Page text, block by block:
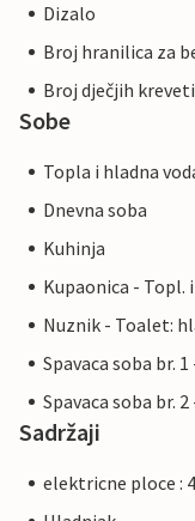
Dizalo
Broj hranilica za
Broj dječjih
Sobe
Topla i hladna
Dnevna soba
Kuhinja
Kupaonica - Topl.
Nuznik - Toalet:
Spavaca soba br.
Spavaca soba br.
Sadržaji
elektricne ploce :